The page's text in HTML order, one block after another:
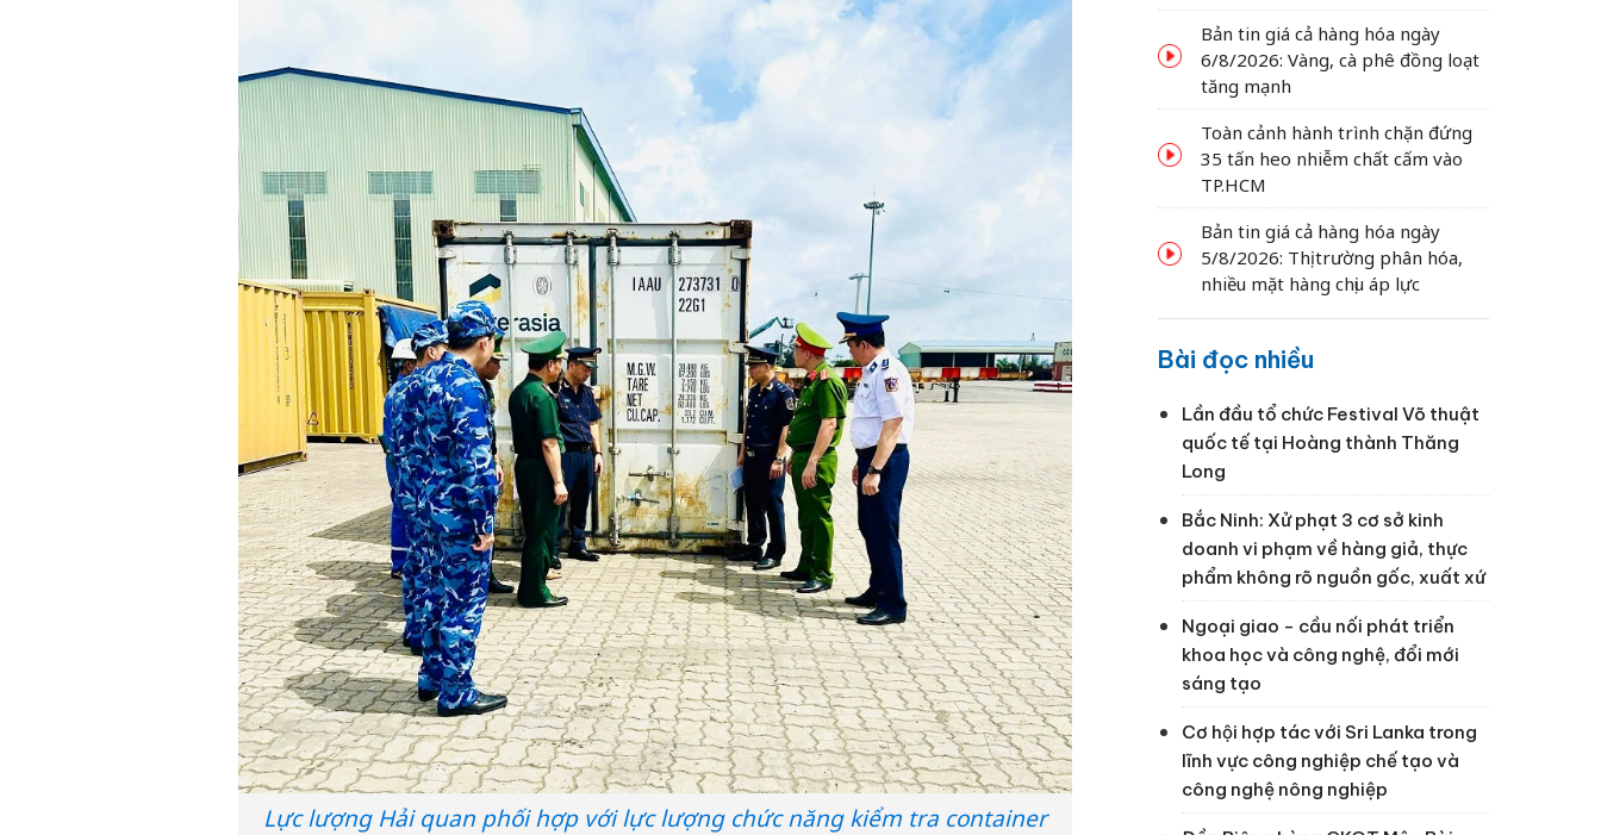
Lực lượng Hải quan phối hợp với lực lượng chức năng kiểm tra container
Bản tin giá cả hàng hóa ngày
6/8/2026: Vàng, cà phê đồng loạt
tăng mạnh
Toàn cảnh hành trình chặn đứng
35 tấn heo nhiễm chất cấm vào
TP.HCM
Bản tin giá cả hàng hóa ngày
5/8/2026: Thị trường phân hóa,
nhiều mặt hàng chịu áp lực
Bài đọc nhiều
Lần đầu tổ chức Festival Võ thuật
quốc tế tại Hoàng thành Thăng
Long
Bắc Ninh: Xử phạt 3 cơ sở kinh
doanh vi phạm về hàng giả, thực
phẩm không rõ nguồn gốc, xuất xứ
Ngoại giao - cầu nối phát triển
khoa học và công nghệ, đổi mới
sáng tạo
Cơ hội hợp tác với Sri Lanka trong
lĩnh vực công nghiệp chế tạo và
công nghệ nông nghiệp